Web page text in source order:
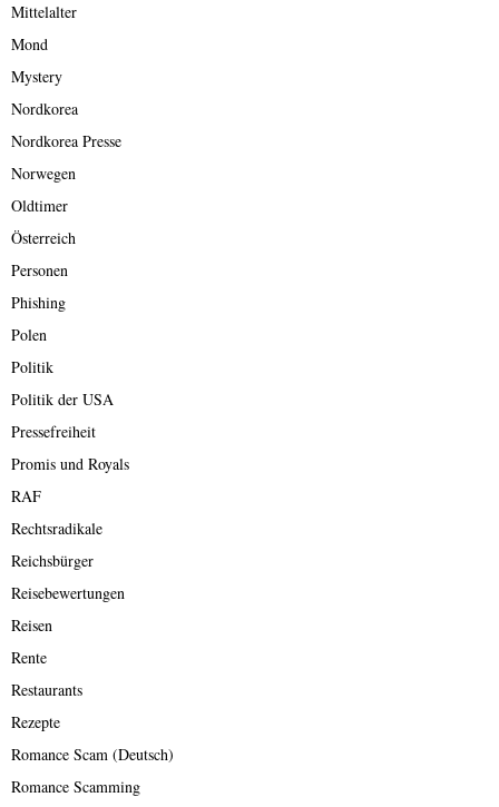
Mittelalter
Mond
Mystery
Nordkorea
Nordkorea Presse
Norwegen
Oldtimer
Österreich
Personen
Phishing
Polen
Politik
Politik der USA
Pressefreiheit
Promis und Royals
RAF
Rechtsradikale
Reichsbürger
Reisebewertungen
Reisen
Rente
Restaurants
Rezepte
Romance Scam (Deutsch)
Romance Scamming